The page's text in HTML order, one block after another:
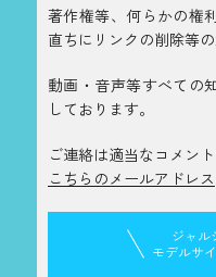
著作権等、何らかの権
直ちにリンクの削除等
動画・音声等すべての
しております。
ご連絡は適当なコメン
こちらのメールアドレス
ジャル
モデルサ